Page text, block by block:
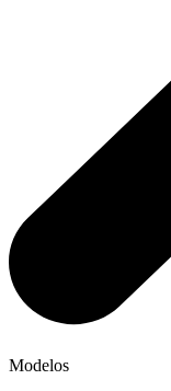
Modelos